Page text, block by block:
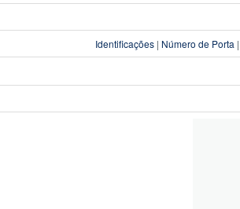
Identificações | Número de Porta |